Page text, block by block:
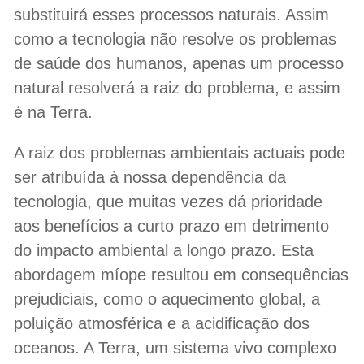
substituirá esses processos naturais. Assim
como a tecnologia não resolve os problemas
de saúde dos humanos, apenas um processo
natural resolverá a raiz do problema, e assim
é na Terra.
A raiz dos problemas ambientais actuais pode
ser atribuída à nossa dependência da
tecnologia, que muitas vezes dá prioridade
aos benefícios a curto prazo em detrimento
do impacto ambiental a longo prazo. Esta
abordagem míope resultou em consequências
prejudiciais, como o aquecimento global, a
poluição atmosférica e a acidificação dos
oceanos. A Terra, um sistema vivo complexo